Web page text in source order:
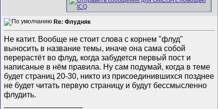
Re: Флудняк
Не катит. Вообще не стоит слова с корнем "флуд"
выносить в название темы, иначе она сама собой
перерастёт во флуд, когда забудется первый пост и
написаные в нём правила. Ну сам подумай, когда в теме
будет страниц 20-30, никто из присоединившихся позднее
не будет читать первую страницу и будут бессмысленно
флудить.